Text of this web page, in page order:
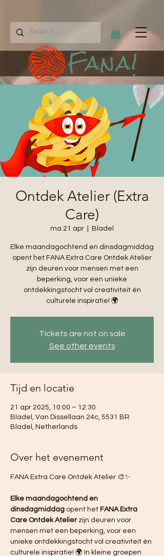
Fana!
Ontdek Atelier (Extra
Care)
ma 21 apr Bladel
Elke maandagochtend en dinsdagmiddag
opent het FANA Extra Care Ontdek Atelier
zijn deuren voor mensen met een
beperking, voor een unieke
ontdekkingstocht vol creativiteit én
culturele inspiratie! 🌍
Tickets are not on sale
See other events
Tijd en locatie
21 apr 2025, 10:00 – 12:30
Bladel, Van Dissellaan 24c, 5531 BR
Bladel, Netherlands
Over het evenement
FANA Extra Care Ontdek Atelier 🎨✨
Elke maandagochtend en
dinsdagmiddag opent het FANA Extra
Care Ontdek Atelier zijn deuren voor
mensen met een beperking, voor een
unieke ontdekkingstocht vol creativiteit én
culturele inspiratie! 🌍 In kleine groepen